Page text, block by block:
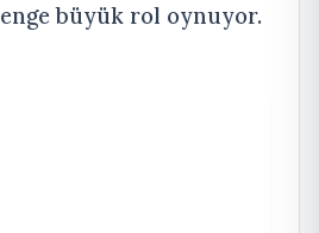
büyük rol oynuyor.